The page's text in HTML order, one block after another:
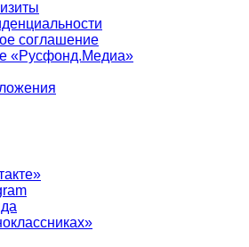
соглашение
«Русфонд.Медиа»